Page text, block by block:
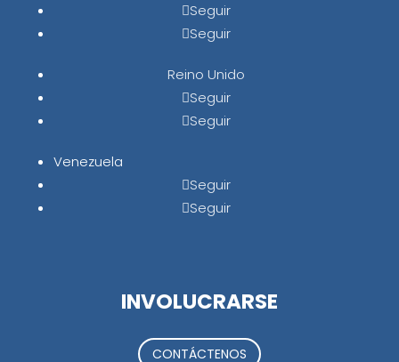
Seguir
Seguir
Reino Unido
Seguir
Seguir
Venezuela
Seguir
Seguir
INVOLUCRARSE
CONTÁCTENOS